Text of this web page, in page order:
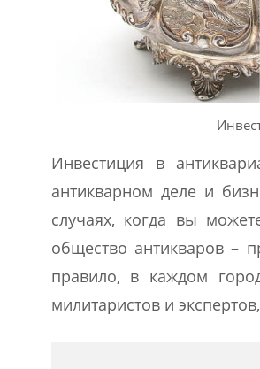
Инвестиция в
антикварном деле и
случаях, когда вы
общество антикваров –
правило, в каждом
милитаристов и